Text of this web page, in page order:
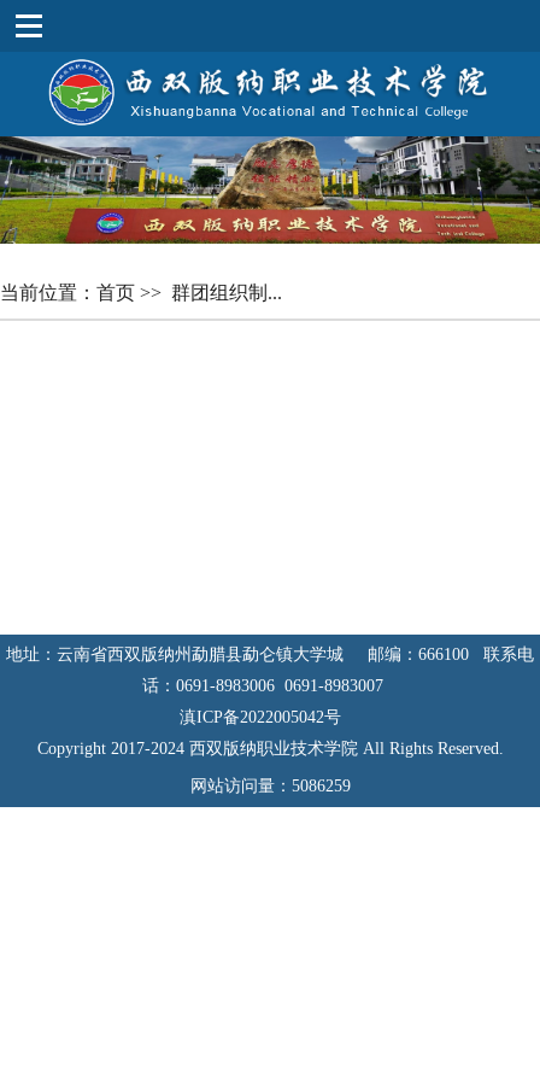
当前位置： 首页 >> 群团组织制...
地址：云南省西双版纳州勐腊县勐仑镇大学城 邮编：666100 联系电
话：0691-8983006 0691-8983007
滇ICP备2022005042号
Copyright 2017-2024 西双版纳职业技术学院 All Rights Reserved.
网站访问量： 5086259